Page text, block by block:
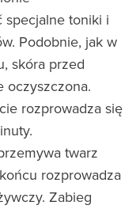
specjalne toniki i
Podobnie, jak w
skóra przed
oczyszczona.
rozprowadza się
twarz
rozprowadza
Zabieg